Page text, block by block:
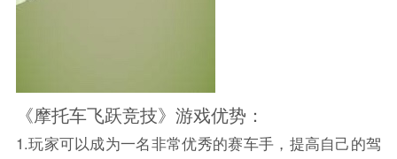
《摩托车飞跃竞技》游戏优势：
1.玩家可以成为一名非常优秀的赛车手，提高自己的驾